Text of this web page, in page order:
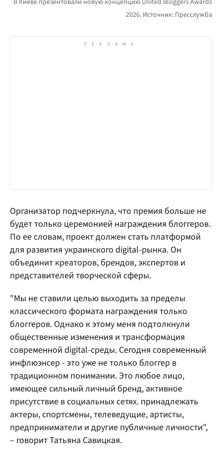
Организатор подчеркнула, что премия больше не
будет только церемонией награждения блоггеров.
По ее словам, проект должен стать платформой
для развития украинского digital-рынка. Он
объединит креаторов, брендов, экспертов и
представителей творческой сферы.
"Мы не ставили целью выходить за пределы
классического формата награждения только
блоггеров. Однако к этому меня подтолкнули
общественные изменения и трансформация
современной digital-среды. Сегодня современный
инфлюэнсер - это уже не только блоггер в
традиционном понимании. Это любое лицо,
имеющее сильный личный бренд, активное
присутствие в социальных сетях. принадлежать
актеры, спортсмены, телеведущие, артисты,
предприниматели и другие публичные личности",
– говорит Татьяна Савицкая.